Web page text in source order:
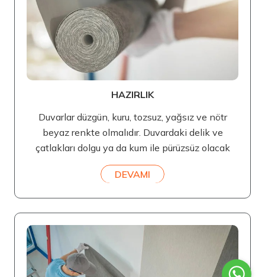
HAZIRLIK
Duvarlar düzgün, kuru, tozsuz, yağsız ve nötr
beyaz renkte olmalıdır. Duvardaki delik ve
çatlakları dolgu ya da kum ile pürüzsüz olacak
DEVAMI